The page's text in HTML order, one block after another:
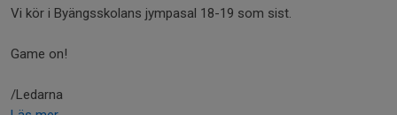
Vi kör i Byängsskolans jympasal 18-19 som sist.
Game on!
/Ledarna